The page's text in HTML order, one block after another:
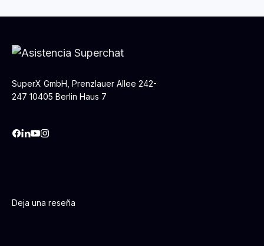
SuperX GmbH, Prenzlauer Allee 242-
247 10405 Berlin Haus 7
Deja una reseña